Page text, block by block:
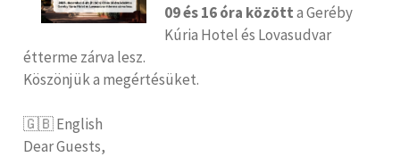
09 és 16 óra közötta Geréby
Kúria Hotel és Lovasudvar
étterme zárva lesz.
Köszönjük a megértésüket.
🇬🇧 English
Dear Guests,